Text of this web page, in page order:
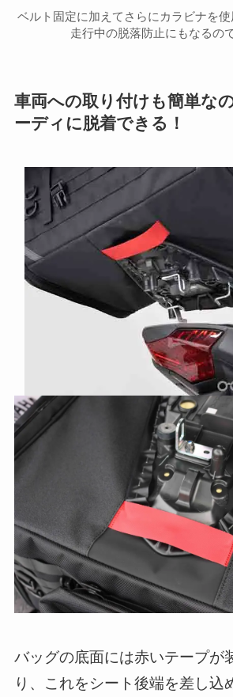
ベルト固定に加えてさらにカラビナを使
走行中の脱落防止にもなるの
車両への取り付けも簡単な
ーディに脱着できる！
バッグの底面には赤いテープが
り、これをシート後端を差し込